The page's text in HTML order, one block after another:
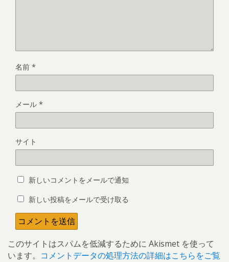
名前 *
メール *
サイト
新しいコメントをメールで通知
新しい投稿をメールで受け取る
このサイトはスパムを低減するために Akismet を使って
います。 コメントデータの処理方法の詳細はこちらをご覧